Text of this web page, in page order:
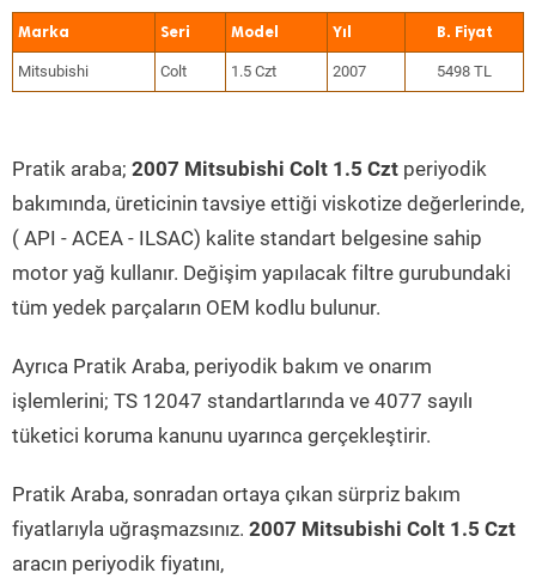
Marka Seri Model Yıl
Mitsubishi Colt 1.5 Czt 2007 5498 TL
Pratik araba; 2007 Mitsubishi Colt 1.5 Czt periyodik
bakımında, üreticinin tavsiye ettiği viskotize değerlerinde,
( API - ACEA - ILSAC) kalite standart belgesine sahip
motor yağ kullanır. Değişim yapılacak filtre gurubundaki
tüm yedek parçaların OEM kodlu bulunur.
Ayrıca Pratik Araba, periyodik bakım ve onarım
işlemlerini; TS 12047 standartlarında ve 4077 sayılı
tüketici koruma kanunu uyarınca gerçekleştirir.
Pratik Araba, sonradan ortaya çıkan sürpriz bakım
fiyatlarıyla uğraşmazsınız. 2007 Mitsubishi Colt 1.5 Czt
aracın periyodik fiyatını,